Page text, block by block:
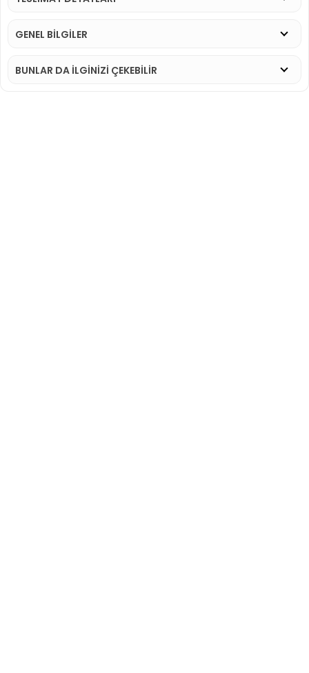
GENEL BİLGİLER
BUNLAR DA İLGINIZI ÇEKEBILIR